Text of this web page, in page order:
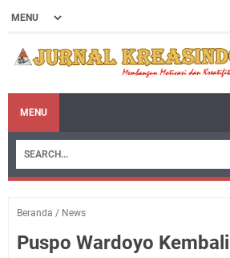
MENU
Beranda / News
Puspo Wardoyo